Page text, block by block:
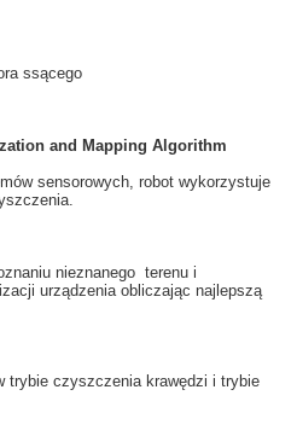
ssącego
and Mapping Algorithm
sensorowych, robot wykorzystuje
nieznanego terenu i
urządzenia obliczając najlepszą
trybie czyszczenia krawędzi i trybie